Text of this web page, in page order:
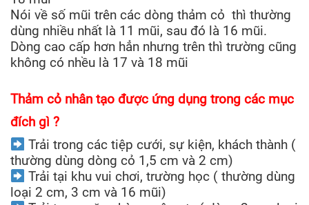
Nói về số mũi trên các dòng thảm cỏ thì thường
dùng nhiều nhất là 11 mũi, sau đó là 16 mũi.
Dòng cao cấp hơn hẳn nhưng trên thì trường cũng
không có nhều là 17 và 18 mũi
Thảm cỏ nhân tạo được ứng dụng trong các mục
đích gì ?
Trải trong các tiệp cưới, sự kiện, khách thành (
thường dùng dòng cỏ 1,5 cm và 2 cm)
Trải tại khu vui chơi, trường học ( thường dùng
loại 2 cm, 3 cm và 16 mũi)